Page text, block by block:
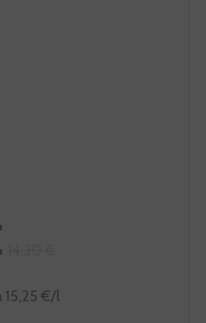
15,25 €/l